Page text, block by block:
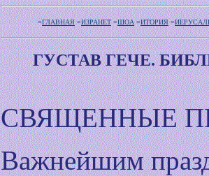
=ГЛАВНАЯ=ИЗРАНЕТ=ШОА=ИТОРИЯ=
ГУСТАВ ГЕЧЕ.
СВЯЩЕННЫЕ
Важнейшим